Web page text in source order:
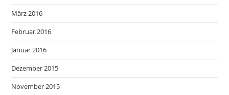
März 2016
Februar 2016
Januar 2016
Dezember 2015
November 2015